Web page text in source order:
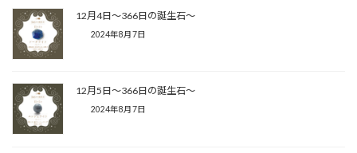
12月4日〜366日の誕生石〜
2024年8月7日
12月5日〜366日の誕生石〜
2024年8月7日